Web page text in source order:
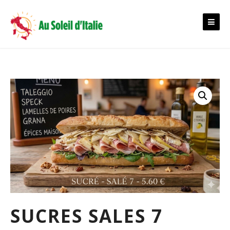
content
SUCRES SALES 7